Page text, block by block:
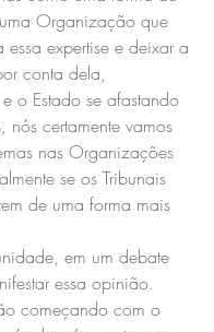
Organização que
essa expertise e deixar a
conta dela,
o Estado se afastando
nós certamente vamos
nas Organizações
se os Tribunais
de uma forma mais
em um debate
essa opinião.
começando com o